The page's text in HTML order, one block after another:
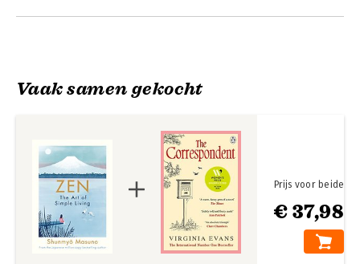
Vaak samen gekocht
€ 37,98
Prijs voor beide